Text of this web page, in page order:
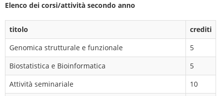
Elenco dei corsi/attività secondo anno
titolo
crediti
Genomica strutturale e funzionale
5
Biostatistica e Bioinformatica
5
Attività seminariale
10